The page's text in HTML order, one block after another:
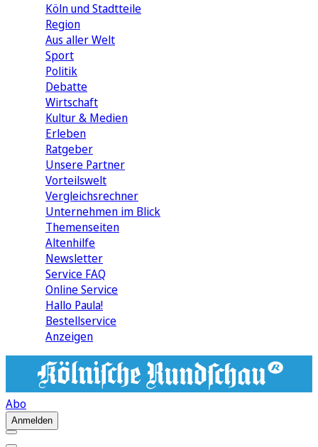
Köln und Stadtteile
Region
Aus aller Welt
Sport
Politik
Debatte
Wirtschaft
Kultur & Medien
Erleben
Ratgeber
Unsere Partner
Vorteilswelt
Vergleichsrechner
Unternehmen im Blick
Themenseiten
Altenhilfe
Newsletter
Service FAQ
Online Service
Hallo Paula!
Bestellservice
Anzeigen
Abo
Anmelden